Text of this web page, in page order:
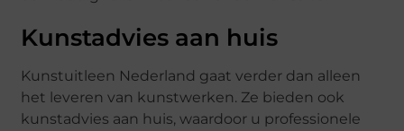
Kunstadvies aan huis
Kunstuitleen Nederland gaat verder dan alleen
het leveren van kunstwerken. Ze bieden ook
kunstadvies aan huis, waardoor u professionele